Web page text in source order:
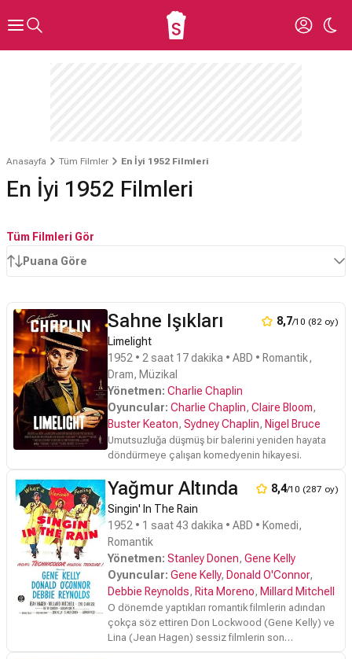
Anasayfa Tüm Filmler En İyi 1952 Filmleri
En İyi 1952 Filmleri
Tüm Filmleri Gör
Puana Göre
Sahne Işıkları 8,7/10 (82 oy)
Limelight
1952 • 2 saat 17 dakika • ABD • Romantik,
Dram, Müzikal
Yönetmen: Charlie Chaplin
Oyuncular: Charlie Chaplin, Claire Bloom,
Buster Keaton, Sydney Chaplin, Nigel Bruce
Umutsuzluğa düşmüş bir balerini yeniden hayata
döndürmeye çalışan komedyenin hikayesi.
Yağmur Altında 8,4/10 (287 oy)
Singin' In The Rain
1952 • 1 saat 43 dakika • ABD • Komedi,
Romantik
Yönetmen: Stanley Donen, Gene Kelly
Oyuncular: Gene Kelly, Donald O'Connor,
Debbie Reynolds, Rita Moreno, Millard Mitchell
O dönemde yaptıkları romantik filmlerin adından
çokça söz ettiren Don Lockwood (Gene Kelly) ve
Lina (Jean Hagen) sessiz filmlerin son